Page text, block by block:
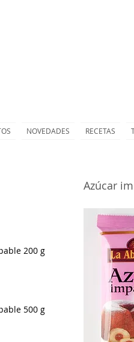
NOVEDADES RECETAS
Azúcar
500 g
200 g